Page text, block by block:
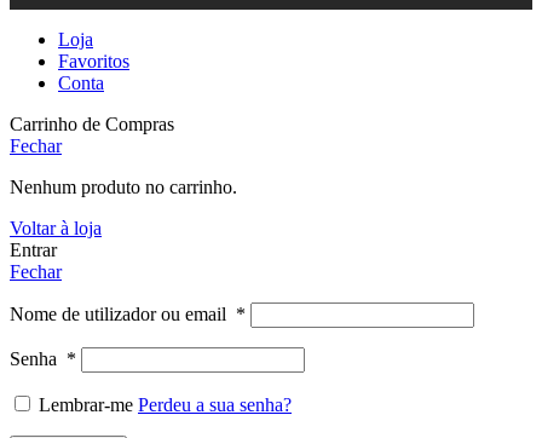
Loja
Favoritos
Conta
Carrinho de Compras
Fechar
Nenhum produto no carrinho.
Voltar à loja
Entrar
Fechar
Nome de utilizador ou email *
Senha *
Lembrar-me Perdeu a sua senha?